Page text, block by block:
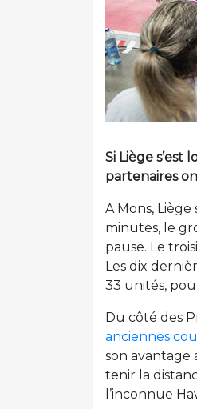
Si Liège s’est
partenaires
A Mons,
minutes, le
pause. Le
Les dix
33 unités,
Du côté des
anciennes
son avantage
tenir la
l’inconnue